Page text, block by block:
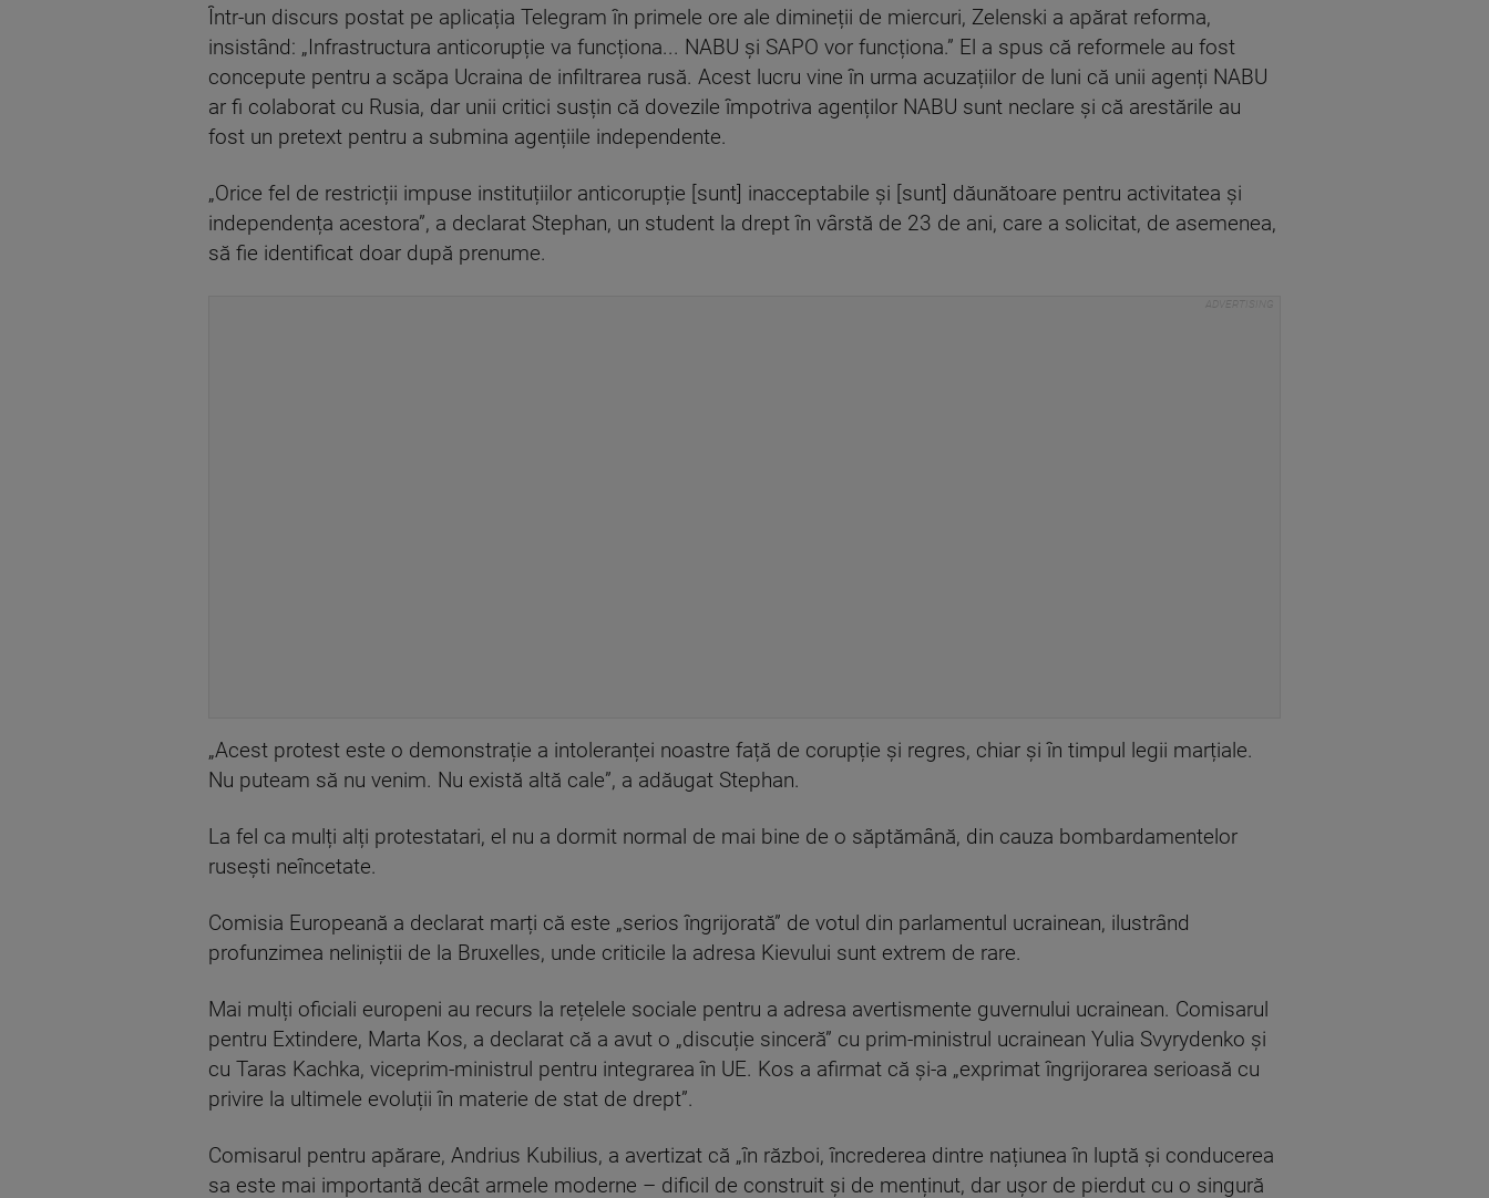
Într-un discurs postat pe aplicația Telegram în primele ore ale dimineții de miercuri, Zelenski a apărat reforma,
insistând: „Infrastructura anticorupție va funcționa... NABU și SAPO vor funcționa.” El a spus că reformele au fost
concepute pentru a scăpa Ucraina de infiltrarea rusă. Acest lucru vine în urma acuzațiilor de luni că unii agenți NABU
ar fi colaborat cu Rusia, dar unii critici susțin că dovezile împotriva agenților NABU sunt neclare și că arestările au
fost un pretext pentru a submina agențiile independente.
„Orice fel de restricții impuse instituțiilor anticorupție [sunt] inacceptabile și [sunt] dăunătoare pentru activitatea și
independența acestora”, a declarat Stephan, un student la drept în vârstă de 23 de ani, care a solicitat, de asemenea,
să fie identificat doar după prenume.
„Acest protest este o demonstrație a intoleranței noastre față de corupție și regres, chiar și în timpul legii marțiale.
Nu puteam să nu venim. Nu există altă cale”, a adăugat Stephan.
La fel ca mulți alți protestatari, el nu a dormit normal de mai bine de o săptămână, din cauza bombardamentelor
rusești neîncetate.
Comisia Europeană a declarat marți că este „serios îngrijorată” de votul din parlamentul ucrainean, ilustrând
profunzimea neliniștii de la Bruxelles, unde criticile la adresa Kievului sunt extrem de rare.
Mai mulți oficiali europeni au recurs la rețelele sociale pentru a adresa avertismente guvernului ucrainean. Comisarul
pentru Extindere, Marta Kos, a declarat că a avut o „discuție sinceră” cu prim-ministrul ucrainean Yulia Svyrydenko și
cu Taras Kachka, viceprim-ministrul pentru integrarea în UE. Kos a afirmat că și-a „exprimat îngrijorarea serioasă cu
privire la ultimele evoluții în materie de stat de drept”.
Comisarul pentru apărare, Andrius Kubilius, a avertizat că „în război, încrederea dintre națiunea în luptă și conducerea
sa este mai importantă decât armele moderne – dificil de construit și de menținut, dar ușor de pierdut cu o singură